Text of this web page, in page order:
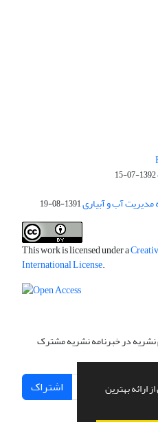
ارائه بهترین
1392-07-15
آب و آبیاری1391-08-19
This work is licensed under a
International License.
نشریه در خبرنامه نشریه مشترک
اشتراک